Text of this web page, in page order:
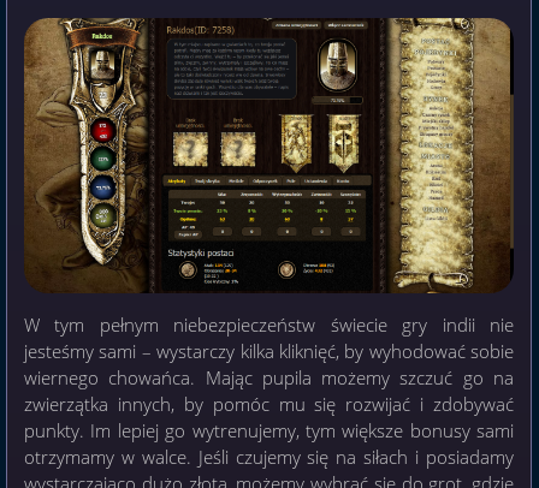
W tym pełnym niebezpieczeństw świecie gry indii nie
jesteśmy sami – wystarczy kilka kliknięć, by wyhodować sobie
wiernego chowańca. Mając pupila możemy szczuć go na
zwierzątka innych, by pomóc mu się rozwijać i zdobywać
punkty. Im lepiej go wytrenujemy, tym większe bonusy sami
otrzymamy w walce. Jeśli czujemy się na siłach i posiadamy
wystarczająco dużo złota, możemy wybrać się do grot, gdzie